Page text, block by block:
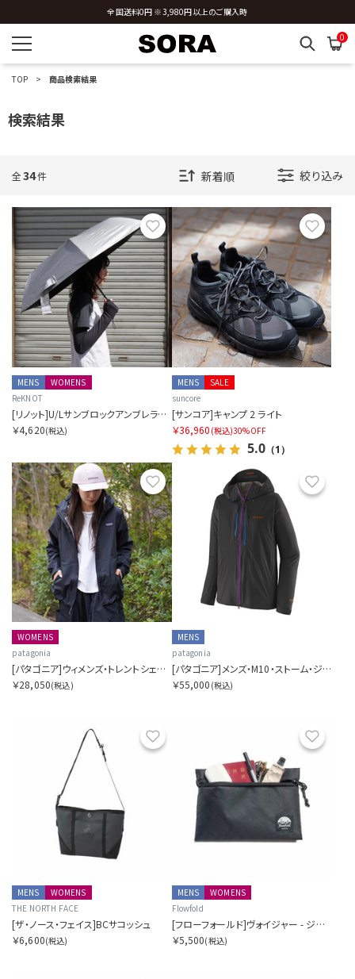
全国送料0円 ※3,980円以上のご購入時
0
TOP 商品検索結果
検索結果
全34件 絞り込み
お気に入り
MENS
WOMENS
ReKNOT
[リノット]U/Lサンブロックアンブレラエアー
￥4,620(税込)
お気
SALE
MENS
suncore
[サンコア]キャンプ 2 ライト
￥36,960 (税込)30%OFF
5.0（1）
お気に入り
WOMENS
patagonia
[パタゴニア]ウィメンズ・トレントシェル・3L・レイン・ジャケット
￥28,050(税込)
MENS
patagonia
[パタゴニア]メンズ・M10・ストーム・ジャケット
￥55,000 (税込)
お気に入り
MENS
WOMENS
THE NORTH FACE
[ザ・ノース・フェイス]BCサコッシュ
￥6,600(税込)
MENS
WOMENS
Flowfold
[フローフォールド]ヴォイジャー - ジッパーポーチ - M
￥5,500(税込)